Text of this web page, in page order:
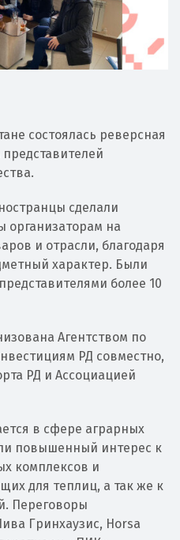
состоялась реверсная
сделали
организаторам на
и отрасли, благодаря
характер. Были
более 10
Агентством по
РД совместно,
РД и Ассоциацией
в сфере аграрных
повышенный интерес к
комплексов и
для теплиц, а так же к
Переговоры
Гринхаузис, Horsa